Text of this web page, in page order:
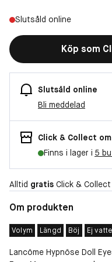
Slutsåld online
Köp som
Slutsåld online
Bli meddelad
Click & Collect
Finns i lager i 5
Alltid gratis Click & Collect
Om produkten
Volym Längd Böj Ej
Lancôme Hypnôse Doll